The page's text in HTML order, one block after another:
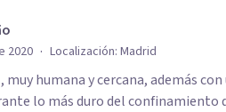
2020 · Localización: Madrid
humana y cercana, además
lo más duro del confinamiento